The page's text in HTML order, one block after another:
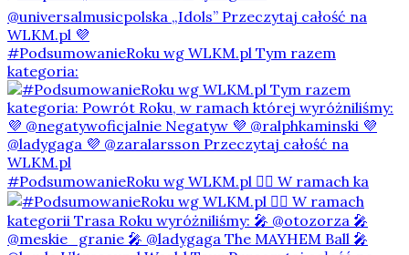
#PodsumowanieRoku wg WLKM.pl Tym razem
kategoria:
#PodsumowanieRoku wg WLKM.pl 👇🏻 W ramach ka